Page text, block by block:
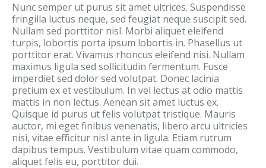
Nunc semper ut purus sit amet ultrices. Suspendisse
fringilla luctus neque, sed feugiat neque suscipit sed.
Nullam sed porttitor nisl. Morbi aliquet eleifend
turpis, lobortis porta ipsum lobortis in. Phasellus ut
porttitor erat. Vivamus rhoncus eleifend nisi. Nullam
maximus ligula sed sollicitudin fermentum. Fusce
imperdiet sed dolor sed volutpat. Donec lacinia
pretium ex et vestibulum. In vel lectus at odio mattis
mattis in non lectus. Aenean sit amet luctus ex.
Quisque id purus ut felis volutpat tristique. Mauris
auctor, mi eget finibus venenatis, libero arcu ultricies
nisi, vitae efficitur nisl ante in ligula. Etiam rutrum
dapibus tempus. Vestibulum vitae quam commodo,
aliquet felis eu, porttitor dui.